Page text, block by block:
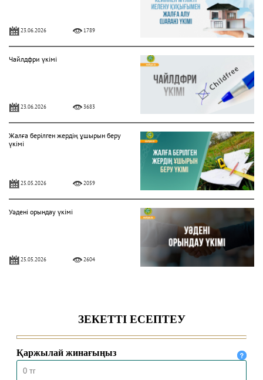
23.06.2026 1789
Чайлдфри үкімі
23.06.2026 3683
Жалға берілген жердің ұшырын беру
үкімі
25.05.2026 2059
Уәдені орындау үкімі
25.05.2026 2604
09.01.2026 10634
ФОЛЛОВЕР САНЫН АҚЫҒА
АРТТЫРУДЫҢ ҮКІМІ